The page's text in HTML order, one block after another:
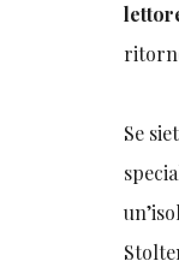
Se